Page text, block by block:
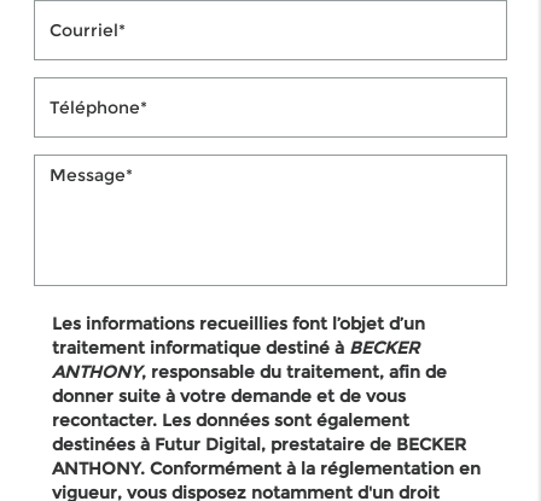
Les informations recueillies font l’objet d’un
traitement informatique destiné àBECKER
ANTHONY, responsable du traitement, afin de
donner suite à votre demande et de vous
recontacter. Les données sont également
destinées à Futur Digital, prestataire de BECKER
ANTHONY. Conformément à la réglementation en
vigueur, vous disposez notamment d'un droit